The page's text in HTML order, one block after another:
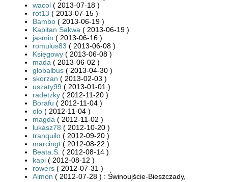
wacol ( 2013-07-18 )
rot13 ( 2013-07-15 )
Bambo ( 2013-06-19 )
Kapitan Sakwa ( 2013-06-19 )
jasmin ( 2013-06-16 )
romulus83 ( 2013-06-08 )
Księgowy ( 2013-06-08 )
mada ( 2013-06-02 )
globalbus ( 2013-04-30 )
skorzan ( 2013-02-03 )
uszaty99 ( 2013-01-01 )
radetzky ( 2012-11-20 )
Borafu ( 2012-11-04 )
olo ( 2012-11-04 )
magda ( 2012-11-02 )
lukasz78 ( 2012-10-20 )
tranquilo ( 2012-09-20 )
marcingt ( 2012-08-22 )
Beata.S. ( 2012-08-14 )
kapi ( 2012-08-12 )
rowers ( 2012-07-31 )
Almon ( 2012-07-28 ) : Świnoujście-Bieszczady,